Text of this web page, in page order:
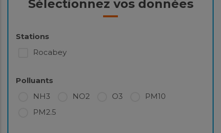
Sélectionnez vos données
Stations
Rocabey
Polluants
NH3
NO2 O3
PM10
PM2.5